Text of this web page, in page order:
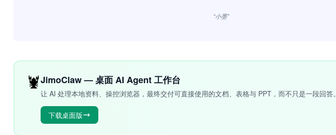
“小墨”
🦞JimoClaw — 桌面 AI Agent 工作台
让 AI 处理本地资料、操控浏览器，最终交付可直接使用的文档、表格与 PPT，而不只是一段回答。
下载桌面版